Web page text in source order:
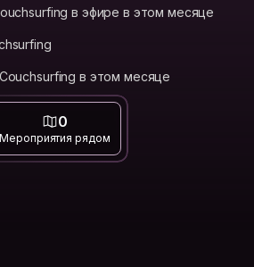
в эфире в этом месяце
в этом месяце
0
Мероприятия рядом